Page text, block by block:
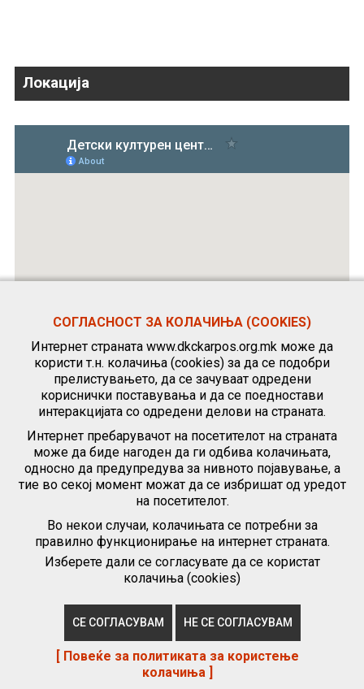
Локација
СОГЛАСНОСТ ЗА КОЛАЧИЊА (COOKIES)
Интернет страната www.dkckarpos.org.mk може да
користи т.н. колачиња (cookies) за да се подобри
прелистувањето, да се зачуваат одредени
кориснички поставувања и да се поедностави
интеракцијата со одредени делови на страната.
Интернет пребарувачот на посетителот на страната
може да биде нагоден да ги одбива колачињата,
односно да предупредува за нивното појавување, а
тие во секој момент можат да се избришат од уредот
на посетителот.
Во некои случаи, колачињата се потребни за
правилно функционирање на интернет страната.
Изберете дали се согласувате да се користат
колачиња (cookies)
СЕ СОГЛАСУВАМ НЕ СЕ СОГЛАСУВАМ
[ Повеќе за политиката за користење
колачиња ]